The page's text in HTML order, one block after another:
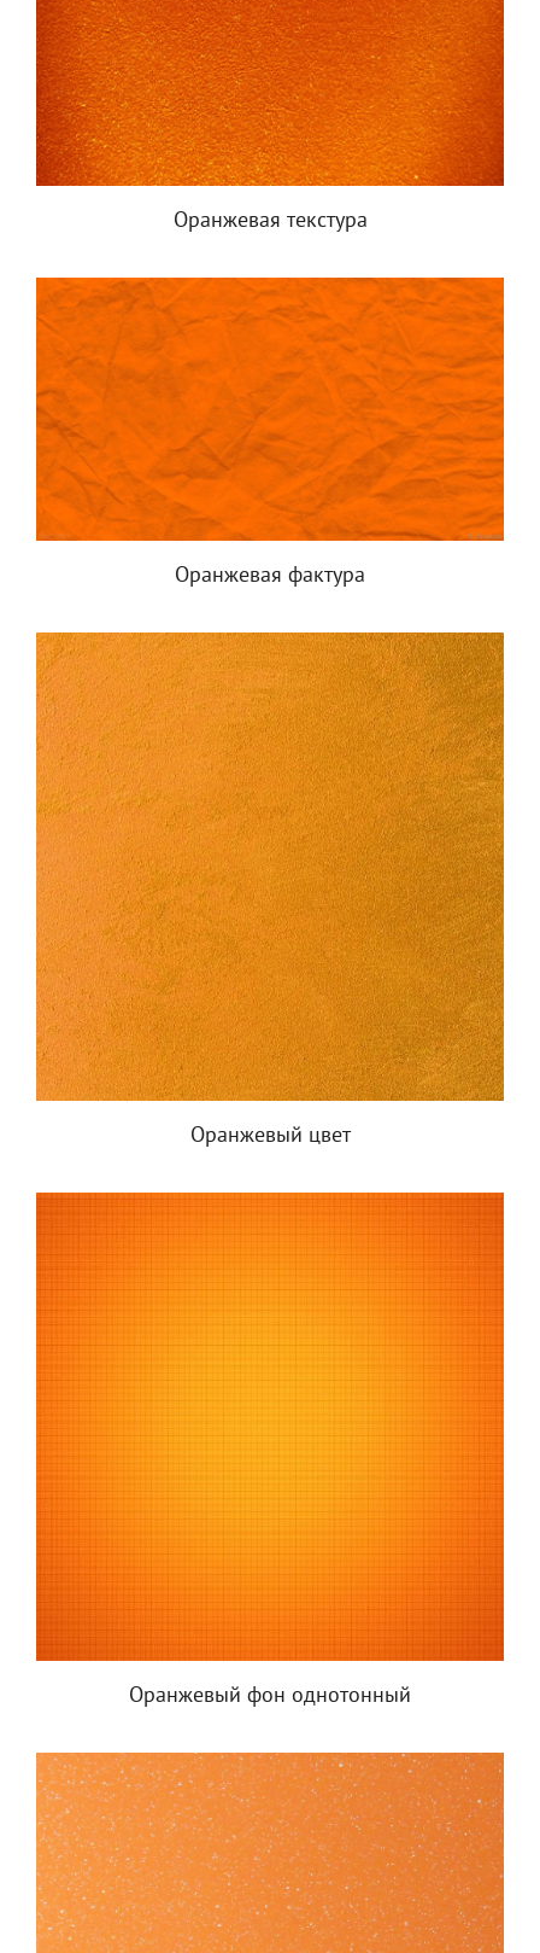
Оранжевая текстура
Оранжевая фактура
Оранжевый цвет
Оранжевый фон однотонный